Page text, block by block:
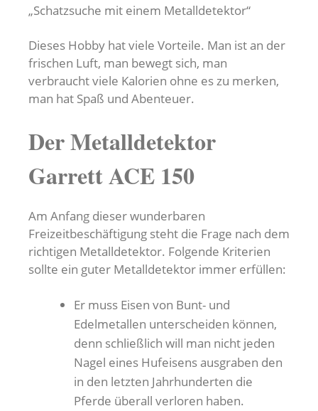
„Schatzsuche mit einem Metalldetektor“
Dieses Hobby hat viele Vorteile. Man ist an der
frischen Luft, man bewegt sich, man
verbraucht viele Kalorien ohne es zu merken,
man hat Spaß und Abenteuer.
Der Metalldetektor
Garrett ACE 150
Am Anfang dieser wunderbaren
Freizeitbeschäftigung steht die Frage nach dem
richtigen Metalldetektor. Folgende Kriterien
sollte ein guter Metalldetektor immer erfüllen:
Er muss Eisen von Bunt- und
Edelmetallen unterscheiden können,
denn schließlich will man nicht jeden
Nagel eines Hufeisens ausgraben den
in den letzten Jahrhunderten die
Pferde überall verloren haben.